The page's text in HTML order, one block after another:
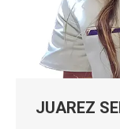
JUAREZ